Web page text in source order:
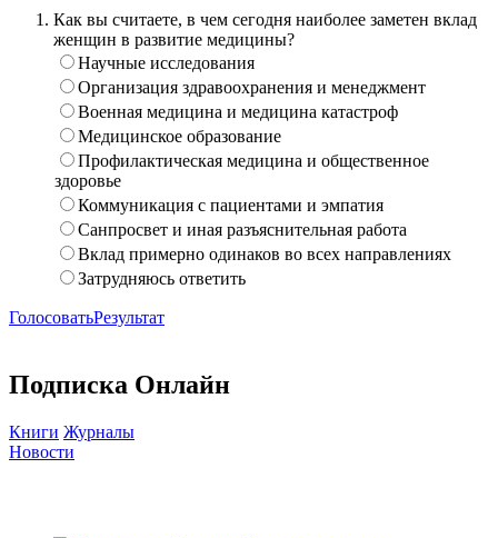
Как вы считаете, в чем сегодня наиболее заметен вклад
женщин в развитие медицины?
Научные исследования
Организация здравоохранения и менеджмент
Военная медицина и медицина катастроф
Медицинское образование
Профилактическая медицина и общественное
здоровье
Коммуникация с пациентами и эмпатия
Санпросвет и иная разъяснительная работа
Вклад примерно одинаков во всех направлениях
Затрудняюсь ответить
ГолосоватьРезультат
Подписка Онлайн
Книги Журналы
Новости